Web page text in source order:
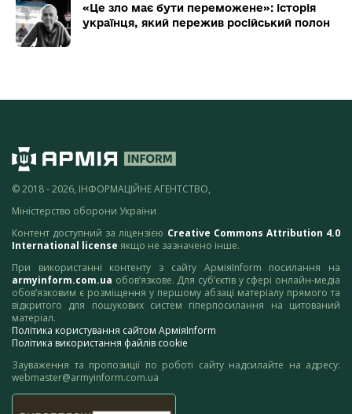
«Це зло має бути переможене»: історія
українця, який пережив російський полон
© 2018 - 2026, ІНФОРМАЦІЙНЕ АГЕНТСТВО,
Міністерство оборони України
Контент доступний за ліцензією Creative Commons Attribution 4.0
International license якщо не зазначено інше.
При використанні контенту з сайту АрміяInform посилання на
armyinform.com.ua обов’язкове. Для суб’єктів у сфері онлайн-медіа
обов’язковим є розміщення у першому абзаці матеріалу прямого та
відкритого для пошукових систем гіперпосилання на цитований
матеріал.
Політика користування сайтом АрміяInform
Політика використання файлів cookie
Зауваження та пропозиції по роботі сайту надсилайте на адресу:
webmaster@armyinform.com.ua